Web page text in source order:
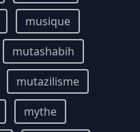
musique
mutashabih
mutazilisme
mythe